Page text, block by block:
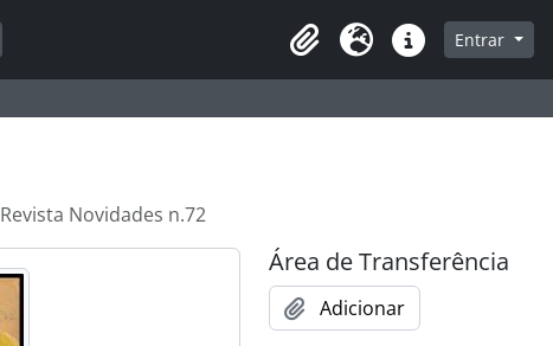
Área de Transferência
Idioma Atalhos Entrar
Revista Novidades n.72
Área de Transferência
Adicionar